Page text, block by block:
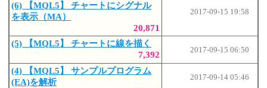
(6) 【MQL5】 チャートにシグナル
を表示（MA）
20,871
2017-09-15 19:58
(5) 【MQL5】 チャートに線を描く
7,392
2017-09-15 06:50
(4) 【MQL5】 サンプルプログラム
(EA)を解析
2017-09-14 05:46